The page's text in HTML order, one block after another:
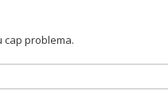
cap problema.